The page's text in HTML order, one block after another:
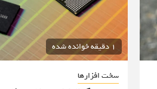
1 دقیقه خوانده شده
سخت افزارها